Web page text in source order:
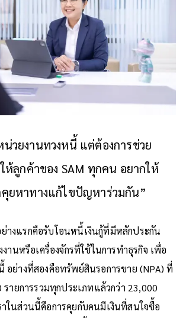
น่วยงานทวงหนี้ แต่ต้องการช่วย
ลูกค้าของ SAM ทุกคน อยากให้
ยหาทางแก้ไขปัญหาร่วมกัน”
างแรกคือรับโอนหนี้เงินกู้ที่มีหลักประกัน
านหรือเครื่องจักรที่ใช้ในการทําธุรกิจ เพื่อ
อย่างที่สองคือทรัพย์สินรอการขาย (NPA) ที่
รายการรวมทุกประเภทแล้วกว่า 23,000
ในส่วนนี้คือการคุยกับคนมีเงินที่สนใจซื้อ